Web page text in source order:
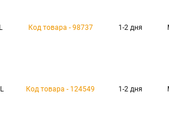
Код товара - 98737 1-2 дня
Код товара - 124549 1-2 дня